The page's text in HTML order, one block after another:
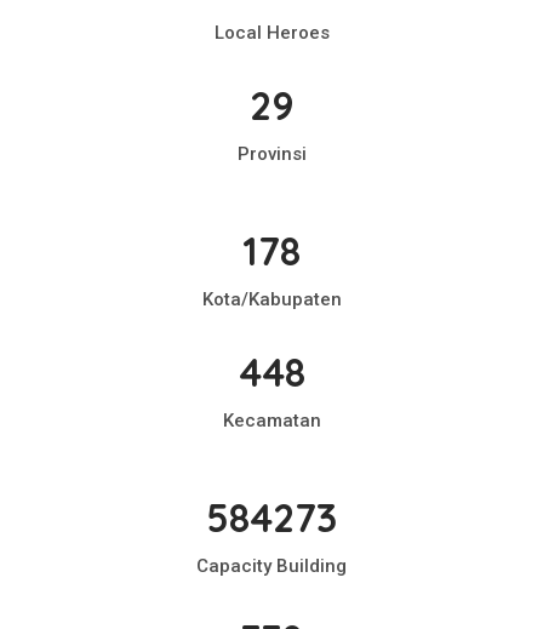
Local Heroes
29
Provinsi
178
Kota/Kabupaten
448
Kecamatan
584273
Capacity Building